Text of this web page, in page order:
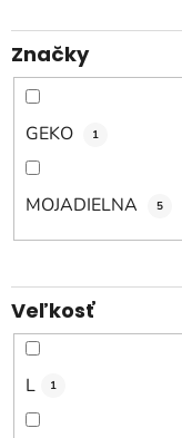
k
t
o
Značky
GEKO 1
MOJADIELNA 5
Veľkosť
L 1